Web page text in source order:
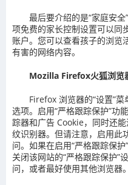
最后要介绍的是“家庭安
项免费的家长控制设置可以
账户。您可以查看孩子的浏览
有害的网络内容。
Mozilla Firefox火狐浏览
Firefox 浏览器的“设置”
选项。启用“严格跟踪保护”功
踪器和广告 Cookie，同时还
纹识别器。但请注意，启用此
问。如果在启用“严格跟踪保
关闭该网站的“严格跟踪保护”
问，或者最好使用其他浏览器。